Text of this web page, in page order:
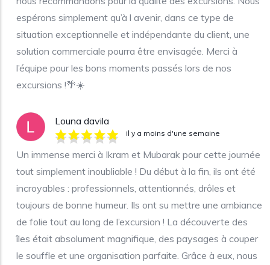
espérons simplement qu’à l avenir, dans ce type de
situation exceptionnelle et indépendante du client, une
solution commerciale pourra être envisagée. Merci à
l’équipe pour les bons moments passés lors de nos
excursions !🌴☀️
Louna davila
il y a moins d'une semaine
Un immense merci à Ikram et Mubarak pour cette journée
tout simplement inoubliable ! Du début à la fin, ils ont été
incroyables : professionnels, attentionnés, drôles et
toujours de bonne humeur. Ils ont su mettre une ambiance
de folie tout au long de l’excursion ! La découverte des
îles était absolument magnifique, des paysages à couper
le souffle et une organisation parfaite. Grâce à eux, nous